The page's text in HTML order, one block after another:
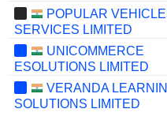
POPULAR
SERVICES LIMITED
UNICOMMERCE
ESOLUTIONS LIMITED
VERANDA
SOLUTIONS LIMITED